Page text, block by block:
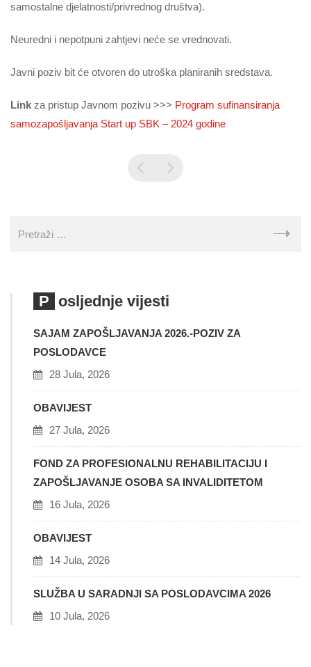
samostalne djelatnosti/privrednog društva).
Neuredni i nepotpuni zahtjevi neće se vrednovati.
Javni poziv bit će otvoren do utroška planiranih sredstava.
Link za pristup Javnom pozivu >>> Program sufinansiranja
samozapošljavanja Start up SBK – 2024 godine
Posljednje vijesti
SAJAM ZAPOŠLJAVANJA 2026.-POZIV ZA
POSLODAVCE
28 Jula, 2026
OBAVIJEST
27 Jula, 2026
FOND ZA PROFESIONALNU REHABILITACIJU I
ZAPOŠLJAVANJE OSOBA SA INVALIDITETOM
16 Jula, 2026
OBAVIJEST
14 Jula, 2026
SLUŽBA U SARADNJI SA POSLODAVCIMA 2026
10 Jula, 2026